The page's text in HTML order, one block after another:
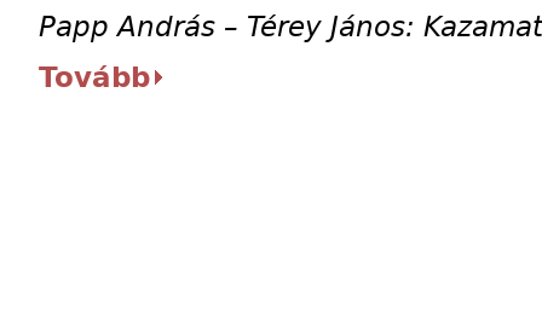
Papp András – Térey János:
Tovább